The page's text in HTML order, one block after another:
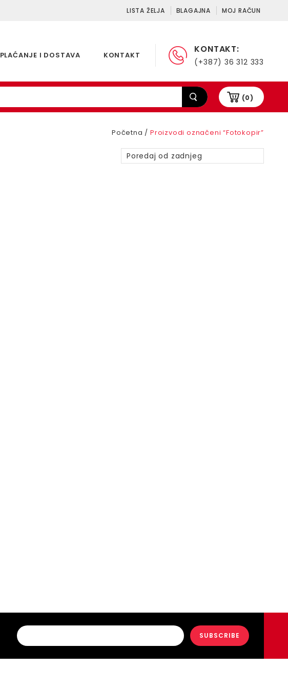
LISTA ŽELJA BLAGAJNA MOJ RAČUN
KONTAKT:
(+387) 36 312 333
PLAĆANJE I DOSTAVA KONTAKT
(0)
Početna / Proizvodi označeni “Fotokopir”
Poredaj od zadnjeg